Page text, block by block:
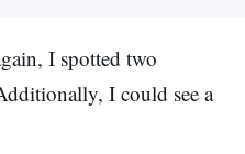
I spotted two
I could see a